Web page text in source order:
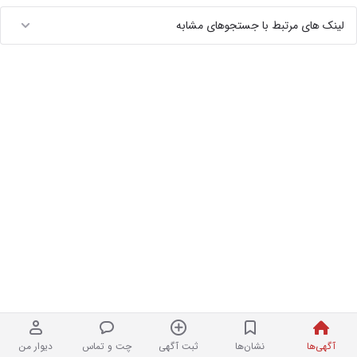
آگهی‌ها نشان‌ها ثبت آگهی چت و تماس دیوار من
لینک های مرتبط با جستجوهای مشابه